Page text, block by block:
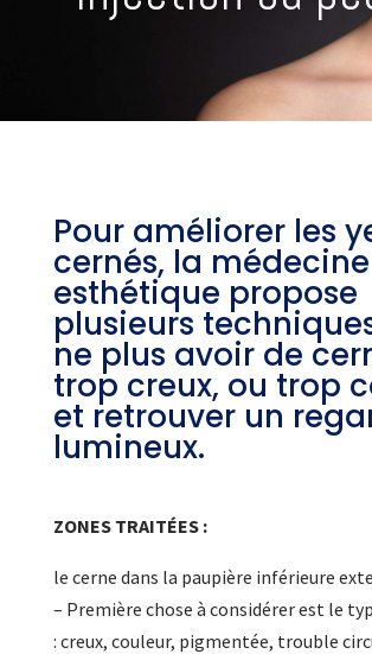
Pour améliorer les
cernés, la médecine
esthétique propose
plusieurs
ne plus avoir de
trop creux, ou trop
et retrouver un
lumineux.
ZONES TRAITÉES :
le cerne dans la paupière inférieure
– Première chose à considérer est le
: creux, couleur, pigmentée, trouble